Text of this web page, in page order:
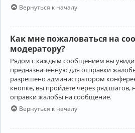
Вернуться к началу
Как мне пожаловаться на
модератору?
Рядом с каждым сообщением вы
предназначенную для отправки
разрешено администратором
кнопке, вы пройдёте через ряд шагов,
оправки жалобы на сообщение.
Вернуться к началу